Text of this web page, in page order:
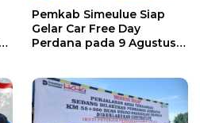
Pemkab Simeulue Siap
Gelar Car Free Day
Perdana pada 9 Agustus